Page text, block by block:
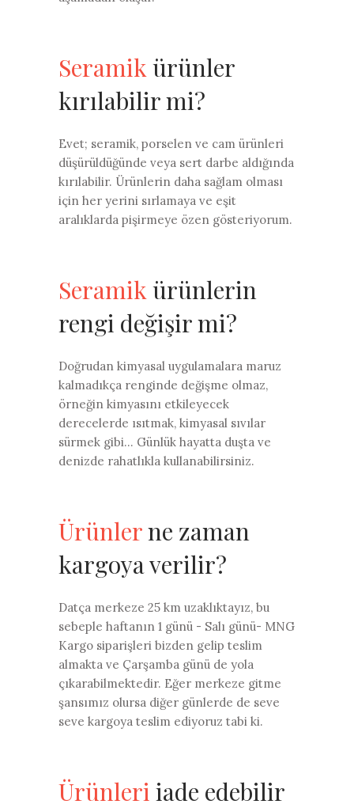
Seramikürünler
kırılabilir mi?
Evet; seramik, porselen ve cam ürünleri
düşürüldüğünde veya sert darbe aldığında
kırılabilir. Ürünlerin daha sağlam olması
için her yerini sırlamaya ve eşit
aralıklarda pişirmeye özen gösteriyorum.
Seramikürünlerin
rengi değişir mi?
Doğrudan kimyasal uygulamalara maruz
kalmadıkça renginde değişme olmaz,
örneğin kimyasını etkileyecek
derecelerde ısıtmak, kimyasal sıvılar
sürmek gibi... Günlük hayatta duşta ve
denizde rahatlıkla kullanabilirsiniz.
Ürünlerne zaman
kargoya verilir?
Datça merkeze 25 km uzaklıktayız, bu
sebeple haftanın 1 günü - Salı günü- MNG
Kargo siparişleri bizden gelip teslim
almakta ve Çarşamba günü de yola
çıkarabilmektedir. Eğer merkeze gitme
şansımız olursa diğer günlerde de seve
seve kargoya teslim ediyoruz tabi ki.
Ürünleri iade edebilir